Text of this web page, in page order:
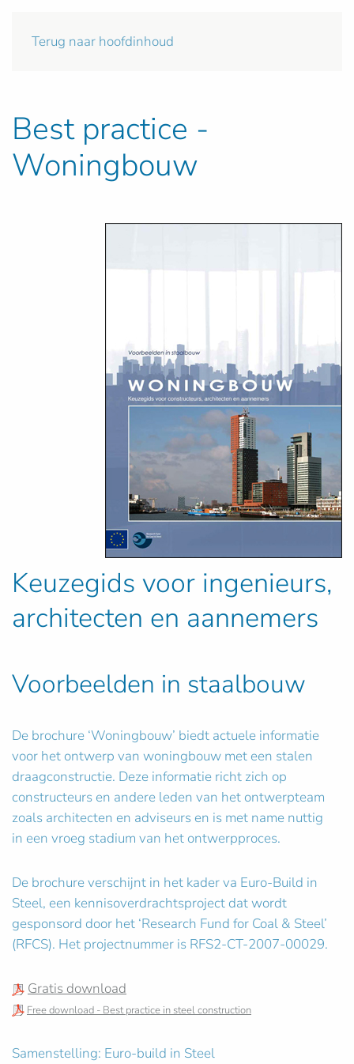
Terug naar hoofdinhoud
Best practice -
Woningbouw
Keuzegids voor ingenieurs,
architecten en aannemers
Voorbeelden in staalbouw
De brochure ‘Woningbouw’ biedt actuele informatie
voor het ontwerp van woningbouw met een stalen
draagconstructie. Deze informatie richt zich op
constructeurs en andere leden van het ontwerpteam
zoals architecten en adviseurs en is met name nuttig
in een vroeg stadium van het ontwerpproces.
De brochure verschijnt in het kader va Euro-Build in
Steel, een kennisoverdrachtsproject dat wordt
gesponsord door het ‘Research Fund for Coal & Steel’
(RFCS). Het projectnummer is RFS2-CT-2007-00029.
Gratis download
Free download - Best practice in steel construction
Samenstelling: Euro-build in Steel